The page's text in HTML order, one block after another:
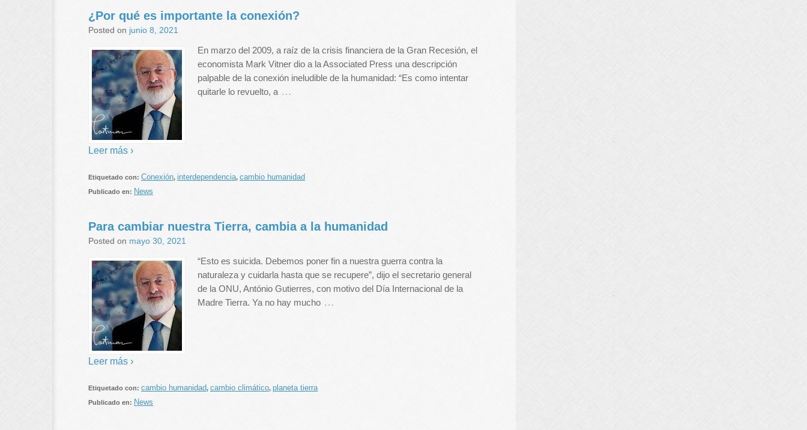
¿Por qué es importante la conexión?
Posted on junio 8, 2021
En marzo del 2009, a raíz de la crisis financiera de la Gran Recesión, el
economista Mark Vitner dio a la Associated Press una descripción
palpable de la conexión ineludible de la humanidad: “Es como intentar
quitarle lo revuelto, a …
Leer más ›
Etiquetado con: Conexión, interdependencia, cambio humanidad
Publicado en: News
Para cambiar nuestra Tierra, cambia a la humanidad
Posted on mayo 30, 2021
“Esto es suicida. Debemos poner fin a nuestra guerra contra la
naturaleza y cuidarla hasta que se recupere”, dijo el secretario general
de la ONU, António Gutierres, con motivo del Día Internacional de la
Madre Tierra. Ya no hay mucho …
Leer más ›
Etiquetado con: cambio humanidad, cambio climático, planeta tierra
Publicado en: News